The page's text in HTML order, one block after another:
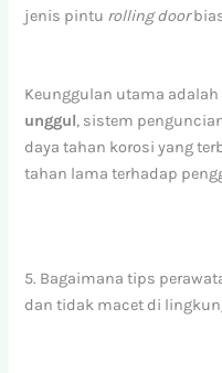
jenis pintu rolling door
Keunggulan utama adalah
unggul, sistem
daya tahan korosi yang
tahan lama terhadap
5. Bagaimana tips
dan tidak macet di